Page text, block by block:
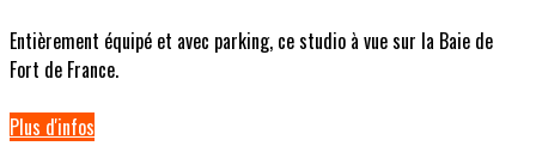
Entièrement équipé et avec parking, ce studio à vue sur la Baie de
Fort de France.
Plus d'infos